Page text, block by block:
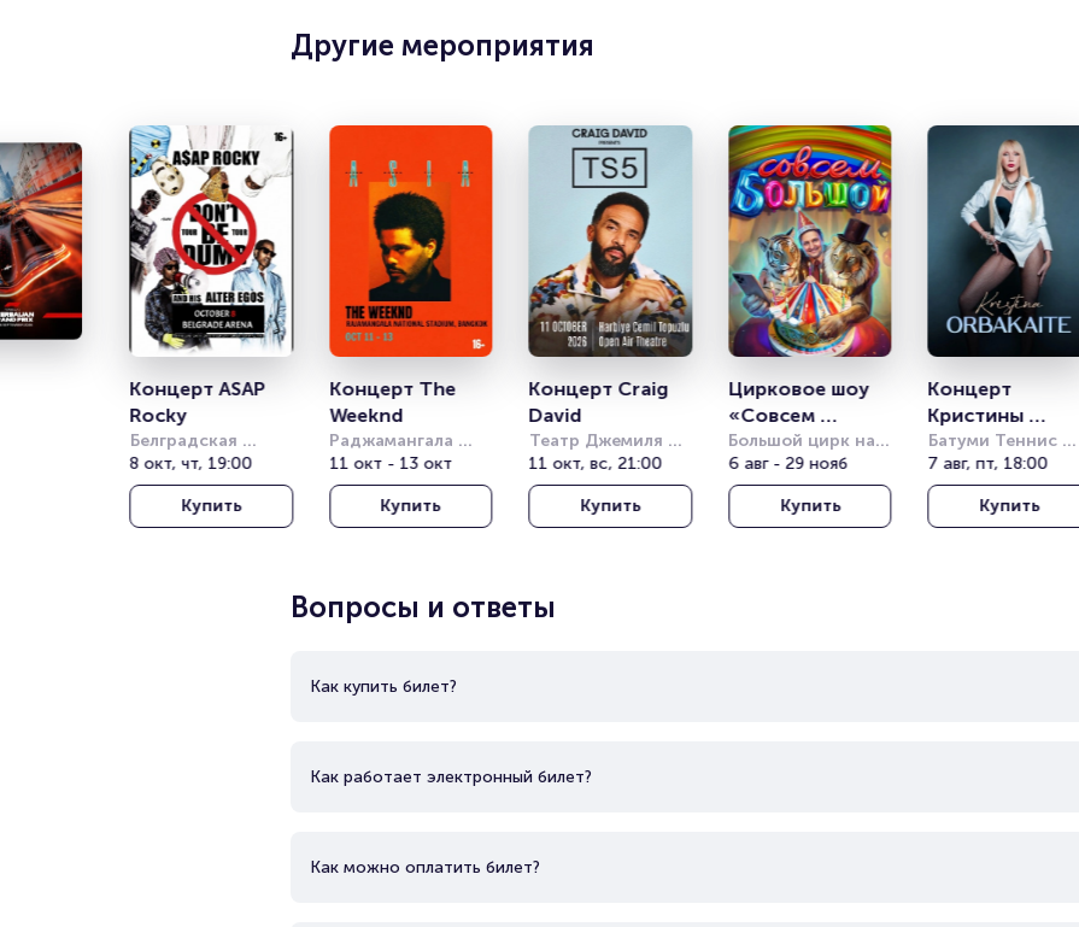
Полезные ссылки
Подробнее о том, как вернуть, сдать или продать билет
читайте в разделах:
Продать билет
Брокерам
Организаторам
Другие мероприятия
Концерт ASAP
Rocky
Белградская
Арена (бывш.
Штарк Арена)
8 окт, чт, 19:00
Купить
Концерт The
Weeknd
Раджамангала
Нэшнл Стэдиум
(Rajamangala
National Stadium)
11 окт - 13 окт
Купить
Концерт Craig
David
Театр Джемиля
Топузлу под
открытым небом
(Harbiye Cemil
Topuzlu Open Air
11 окт, вс, 21:00
Купить
Цирковое шоу
«Совсем
большой»
Большой цирк на
проспекте
Вернадского
6 авг - 29 нояб
Купить
Концерт
Кристины
Орбакайте
Батуми Теннис
Клаб (Batumi
Tennis Club)
7 авг, пт, 18:00
Купить
Вопросы и ответы
Как купить билет?
Как работает электронный билет?
Как можно оплатить билет?